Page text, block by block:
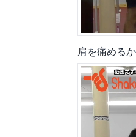
肩を痛める